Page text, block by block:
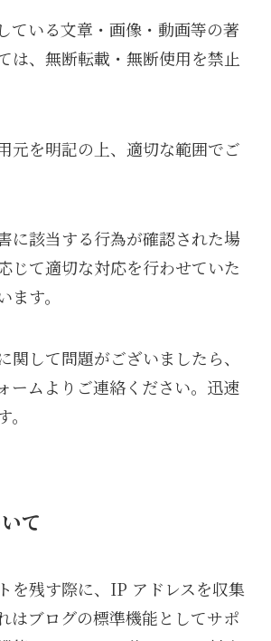
ている文章・画像・動画等の著
は、無断転載・無断使用を禁止
元を明記の上、適切な範囲でご
に該当する行為が確認された場
じて適切な対応を行わせていた
す。
関して問題がございましたら、
ームよりご連絡ください。迅速
て
を残す際に、IP アドレスを収集
はブログの標準機能としてサポ